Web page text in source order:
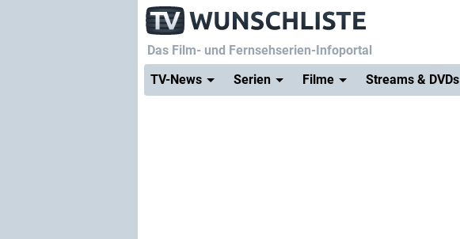
Das Film- und Fernsehserien-Infoportal
TV-News
Serien Filme Streams & DVDs